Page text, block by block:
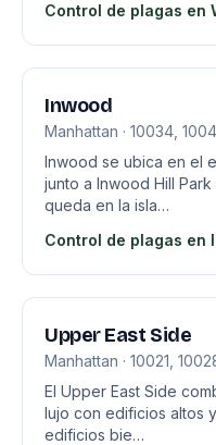
Control de plagas en
Inwood
Manhattan · 10034,
Inwood se ubica en el
junto a Inwood Hill
queda en la isla…
Control de plagas en
Upper East Side
Manhattan · 10021,
El Upper East Side
lujo con edificios altos
edificios bie…